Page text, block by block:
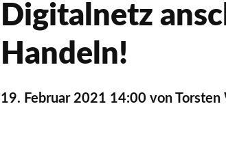
Digitalnetz
Handeln!
19. Februar 2021 14:00 von Torsten